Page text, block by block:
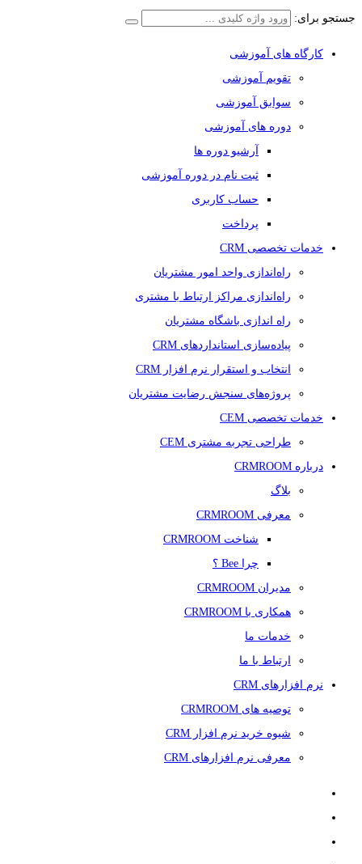
جستجو برای:
کارگاه های آموزشی
تقویم آموزشی
سوابق آموزشی
دوره های آموزشی
آرشیو دوره ها
ثبت نام در دوره آموزشی
حساب کاربری
پرداخت
خدمات تخصصی CRM
راه‌اندازی واحد امور مشتریان
راه‌اندازی مراکز ارتباط با مشتری
راه اندازی باشگاه مشتریان
پیاده‌سازی استانداردهای CRM
انتخاب و استقرار نرم افزار CRM
پروژه‌های سنجش رضایت مشتریان
خدمات تخصصی CEM
طراحی تجربه مشتری CEM
درباره CRMROOM
بلاگ
معرفی CRMROOM
شناخت CRMROOM
چرا Bee ؟
مدیران CRMROOM
همکاری با CRMROOM
خدمات ما
ارتباط با ما
نرم افزارهای CRM
توصیه های CRMROOM
شیوه خرید نرم افزار CRM
معرفی نرم افزارهای CRM